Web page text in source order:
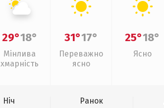
29°18°
Мінлива
хмарність
31°17°
Переважно
ясно
25°18°
Ясно
Ніч Ранок